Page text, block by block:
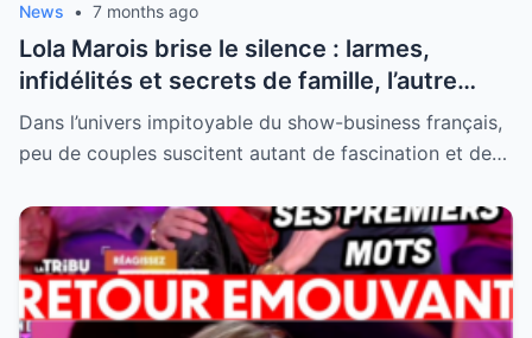
News • 7 months ago
Lola Marois brise le silence : larmes,
infidélités et secrets de famille, l’autre
visage de Jean-Marie Bigard enfin dévoilé
Dans l’univers impitoyable du show-business français,
peu de couples suscitent autant de fascination et de…